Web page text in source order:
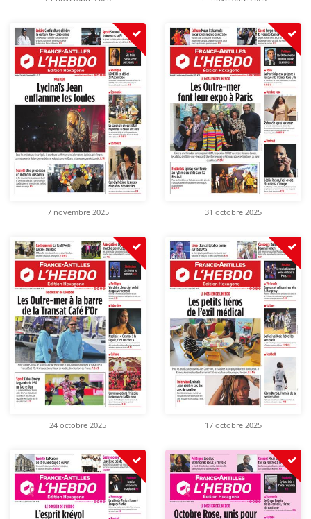
7 novembre 2025 31 octobre 2025
24 octobre 2025 17 octobre 2025